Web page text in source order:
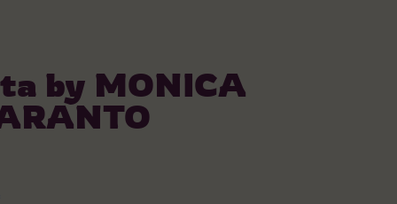
by MONICA